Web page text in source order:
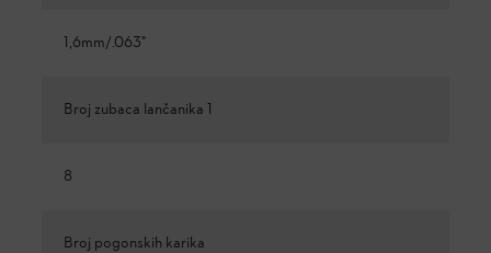
1,6mm/.063"
Broj zubaca lančanika 1
8
Broj pogonskih karika